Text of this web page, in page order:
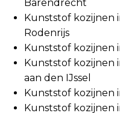
Barendrecht
Kunststof kozijnen
Rodenrijs
Kunststof kozijnen
Kunststof kozijnen
aan den IJssel
Kunststof kozijnen
Kunststof kozijnen